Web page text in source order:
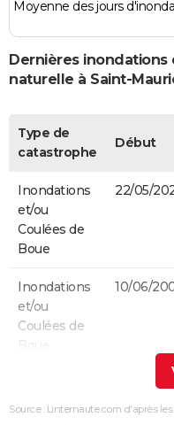
Moyenne des jours
Dernières
naturelle à Saint-
Type de
catastrophe
Début
Inondations
et/ou
Coulées de
Boue
22/05/
Inondations
et/ou
Coulées de
Boue
10/06/
et/ou
25/10/1999
Source : Linternaute.com d'après